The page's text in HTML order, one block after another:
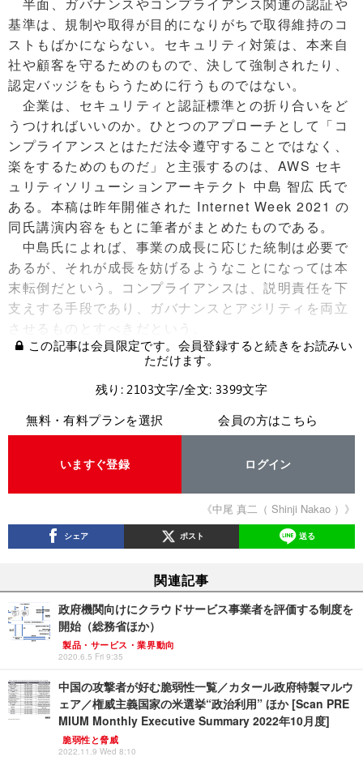
半面、ガバナンスやコンプライアンス関連の認証や
基準は、規制や取得が目的になりがちで取得維持のコ
ストもばかにならない。セキュリティ対策は、本来自
社や顧客を守るためのもので、決して強制されたり、
認定バッジをもらうために行うものではない。
企業は、セキュリティと認証標準との折り合いをど
うつければいいのか。ひとつのアプローチとして「コ
ンプライアンスとはただ法令遵守することではなく、
楽をするためのものだ」と主張するのは、AWS セキ
ュリティソリューションアーキテクト 中島 智広 氏で
ある。本稿は昨年開催された Internet Week 2021 の
同氏講演内容をもとに筆者がまとめたものである。
中島氏によれば、事業の成長に応じた統制は必要で
あるが、それが成長を妨げるようなことになっては本
末転倒だという。コンプライアンスは、説明責任を下
支えする手段であり、ガバナンスとアジリティを両立
させるものとすべきだという。
この記事は会員限定です。会員登録すると続きをお読みい
ただけます。
残り: 2103文字/全文: 3399文字
無料・有料プランを選択
いますぐ登録
会員の方はこちら
ログイン
《中尾 真二（ Shinji Nakao ）》
シェア ポスト 送る
関連記事
政府機関向けにクラウドサービス事業者を評価する制度を
開始（総務省ほか）
製品・サービス・業界動向
2020.6.5 Fri 9:35
中国の攻撃者が好む脆弱性一覧／カタール政府特製マルウ
ェア／権威主義国家の米選挙“政治利用” ほか [Scan PRE
MIUM Monthly Executive Summary 2022年10月度]
脆弱性と脅威
2022.11.9 Wed 8:10